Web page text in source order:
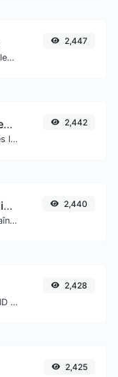
Supprimez facilement tous les emojis de n'importe quel texte.
2,447
Suppresseur de balises HTML
Supprimez facilement toutes les balises HTML d'un bloc de texte.
2,442
Analyseur d'agent utilisateur
Analyser les détails des chaînes d'agent utilisateur.
2,440
Générez facilement des UUID v4 (Identifiant unique universel) avec l'aide de notre outil.
2,428
2,425